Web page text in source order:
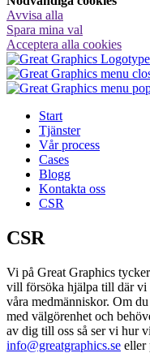
Avvisa alla
Spara mina val
Acceptera alla cookies
Start
Tjänster
Vår process
Cases
Blogg
Kontakta oss
CSR
CSR
Vi på Great Graphics
vill försöka hjälpa till där vi
våra medmänniskor. Om
med välgörenhet och
av dig till oss så ser vi hur
info@greatgraphics.se eller